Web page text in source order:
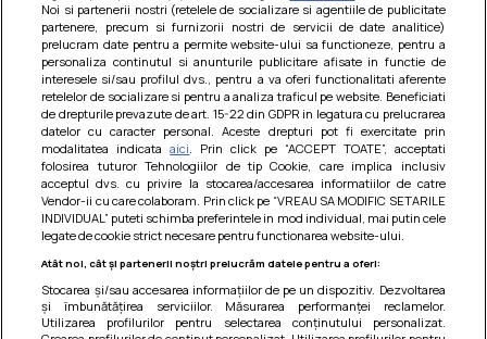
Barcute din vinete cu arpagic rosu
Un deliciu usor de preparat!
Noi si partenerii nostri (retelele de socializare si agentiile de publicitate
partenere, precum si furnizorii nostri de servicii de date analitice)
prelucram date pentru a permite website-ului sa functioneze, pentru a
personaliza continutul si anunturile publicitare afisate in functie de
interesele si/sau profilul dvs., pentru a va oferi functionalitati aferente
retelelor de socializare si pentru a analiza traficul pe website. Beneficiati
de drepturile prevazute de art. 15-22 din GDPR in legatura cu prelucrarea
datelor cu caracter personal. Aceste drepturi pot fi exercitate prin
modalitatea indicataaici . Prin click pe “ACCEPT TOATE”, acceptati
folosirea tuturor Tehnologiilor de tip Cookie, care implica inclusiv
acceptul dvs. cu privire la stocarea/accesarea informatiilor de catre
Vendor-ii cu care colaboram. Prin click pe “VREAU SA MODIFIC SETARILE
INDIVIDUAL” puteti schimba preferintele in mod individual, mai putin cele
legate de cookie strict necesare pentru functionarea website-ului.
Atât noi, cât și partenerii noștri prelucrăm datele pentru a oferi:
Stocarea și/sau accesarea informațiilor de pe un dispozitiv. Dezvoltarea
și îmbunătățirea serviciilor. Măsurarea performanței reclamelor.
Utilizarea profilurilor pentru selectarea conținutului personalizat.